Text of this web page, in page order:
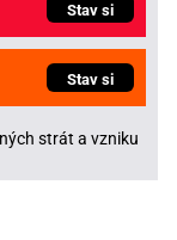
Stav si
Stav si
strát a vzniku